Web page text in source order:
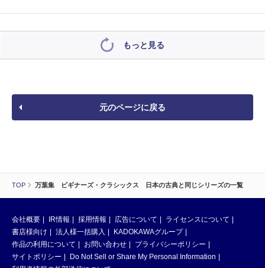
TOP 万葉集 ビギナーズ・クラシックス 日本の古典と同じシリーズの一覧
もっと見る
元のページに戻る
会社概要 IR情報 採用情報 広告について
ライセンスについて
書店様向け
法人様一括購入
KADOKAWAグループ
作品の利用について
お問い合わせ
プライバシーポリシー
サイトポリシー
Do Not Sell or Share My Personal Information